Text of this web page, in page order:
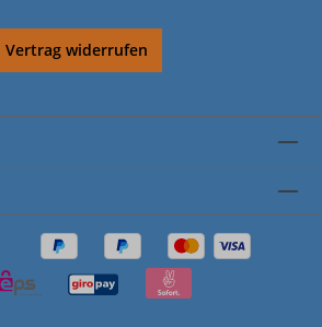
Vertrag widerrufen